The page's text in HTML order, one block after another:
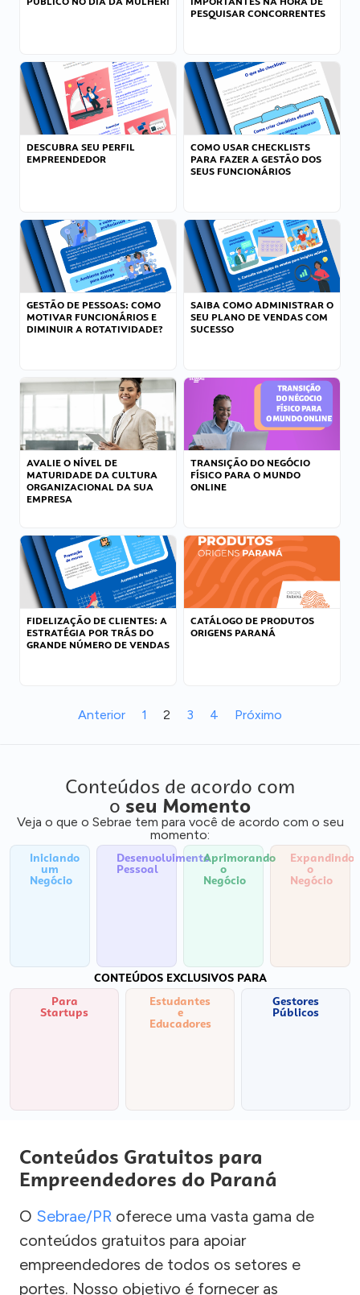
PESQUISAR CONCORRENTES
DESCUBRA SEU PERFIL
EMPREENDEDOR
COMO USAR CHECKLISTS
PARA FAZER A GESTÃO DOS
SEUS FUNCIONÁRIOS
GESTÃO DE PESSOAS: COMO
MOTIVAR FUNCIONÁRIOS E
DIMINUIR A ROTATIVIDADE?
SAIBA COMO ADMINISTRAR O
SEU PLANO DE VENDAS COM
SUCESSO
AVALIE O NÍVEL DE
MATURIDADE DA CULTURA
ORGANIZACIONAL DA SUA
EMPRESA
TRANSIÇÃO DO NEGÓCIO
FÍSICO PARA O MUNDO
ONLINE
FIDELIZAÇÃO DE CLIENTES: A
ESTRATÉGIA POR TRÁS DO
GRANDE NÚMERO DE VENDAS
CATÁLOGO DE PRODUTOS
ORIGENS PARANÁ
Anterior 1 2 3 4 Próximo
Conteúdos de acordo com
o seu Momento
Veja o que o Sebrae tem para você de acordo com o seu
momento:
Iniciando
um
Negócio
Desenvolvimento
Pessoal
Aprimorando
o
Negócio
Expandindo
o
Negócio
CONTEÚDOS EXCLUSIVOS PARA
Para
Startups
Estudantes
e
Educadores
Gestores
Públicos
Conteúdos Gratuitos para
Empreendedores do Paraná
O Sebrae/PR oferece uma vasta gama de
conteúdos gratuitos para apoiar
empreendedores de todos os setores e
portes. Nosso objetivo é fornecer as